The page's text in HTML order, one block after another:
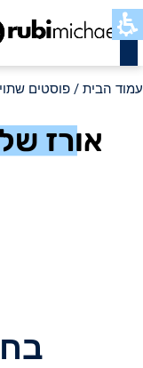
כשר
עמוד הבית / פוסטים
אורז